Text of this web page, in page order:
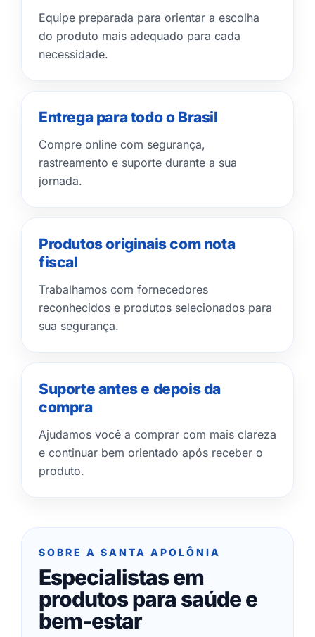
Equipe preparada para orientar a escolha
do produto mais adequado para cada
necessidade.
Entrega para todo o Brasil
Compre online com segurança,
rastreamento e suporte durante a sua
jornada.
Produtos originais com nota
fiscal
Trabalhamos com fornecedores
reconhecidos e produtos selecionados para
sua segurança.
Suporte antes e depois da
compra
Ajudamos você a comprar com mais clareza
e continuar bem orientado após receber o
produto.
SOBRE A SANTA APOLÔNIA
Especialistas em
produtos para saúde e
bem-estar